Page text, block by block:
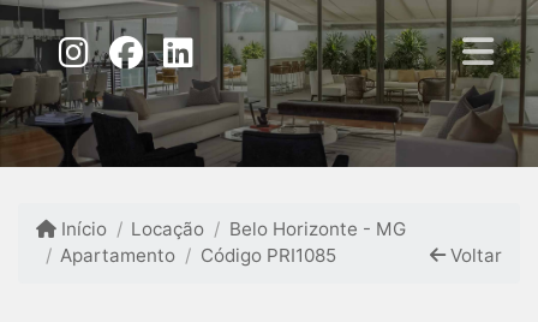
Início Locação
Belo Horizonte - MG
Apartamento
Código PRI1085 Voltar